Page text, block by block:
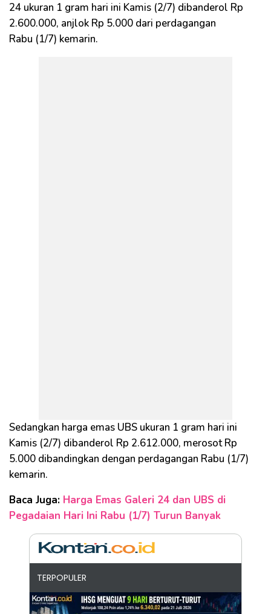
24 ukuran 1 gram hari ini Kamis (2/7) dibanderol Rp
2.600.000, anjlok Rp 5.000 dari perdagangan
Rabu (1/7) kemarin.
Sedangkan harga emas UBS ukuran 1 gram hari ini
Kamis (2/7) dibanderol Rp 2.612.000, merosot Rp
5.000 dibandingkan dengan perdagangan Rabu (1/7)
kemarin.
Baca Juga: Harga Emas Galeri 24 dan UBS di
Pegadaian Hari Ini Rabu (1/7) Turun Banyak
TERPOPULER